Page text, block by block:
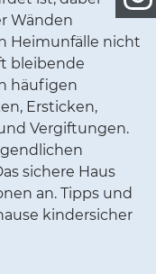
Wänden
Heimunfälle nicht
bleibende
häufigen
Ersticken,
Vergiftungen.
sichere Haus
an. Tipps und
kindersicher